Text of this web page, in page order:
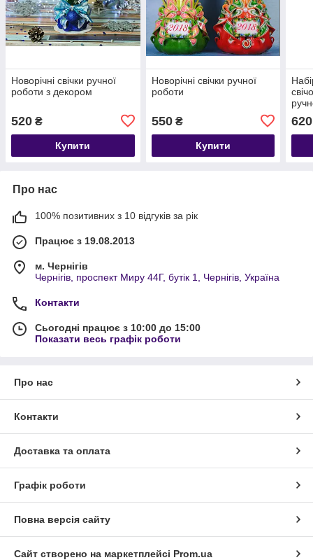
Новорічні свічки ручної
роботи з декором
520 ₴
Купити
Новорічні свічки ручної
роботи
550₴
Купити
620
Про нас
100% позитивних з 10 відгуків за рік
Працює з 19.08.2013
м. Чернігів
Чернігів, проспект Миру 44Г, бутік 1, Чернігів, Україна
Контакти
Сьогодні працює з 10:00 до 15:00
Показати весь графік роботи
Про нас
Контакти
Доставка та оплата
Графік роботи
Повна версія сайту
Сайт створено на маркетплейсі Prom.ua